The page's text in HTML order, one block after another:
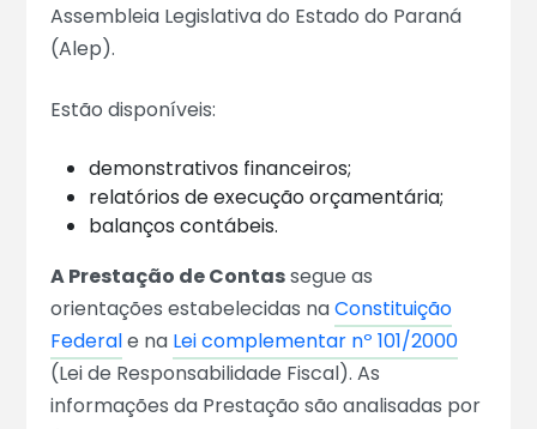
Assembleia Legislativa do Estado do Paraná
(Alep).
Estão disponíveis:
demonstrativos financeiros;
relatórios de execução orçamentária;
balanços contábeis.
A Prestação de Contassegue as
orientações estabelecidas naConstituição
Federale na Lei complementar nº 101/2000
(Lei de Responsabilidade Fiscal). As
informações da Prestação são analisadas por